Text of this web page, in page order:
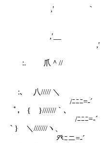
} Λ ,′ ｀
|
ﾆ! 〔 ,′__
,′
] :. 爪＾//
ヽ
〔 :､ 八///// ＼
=‐´
ﾟ， { }///////｀､
ﾆ=‐´
` } ＼///////ヽ、
=‐´